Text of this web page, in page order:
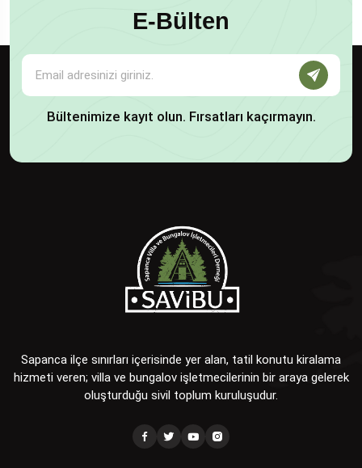
E-Bülten
Bültenimize kayıt olun. Fırsatları kaçırmayın.
Sapanca ilçe sınırları içerisinde yer alan, tatil konutu kiralama
hizmeti veren; villa ve bungalov işletmecilerinin bir araya gelerek
oluşturduğu sivil toplum kuruluşudur.